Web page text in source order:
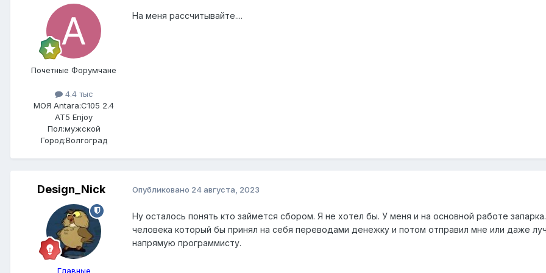
Почетные Форумчане
4.4 тыс
МОЯ Antara:C105 2.4
AT5 Enjoy
Пол:мужской
Город:Волгоград
На меня рассчитывайте....
Design_Nick
Главные
Опубликовано 24 августа, 2023
Ну осталось понять кто займется сбором. Я не хотел бы. У меня и на основной работе
человека который бы принял на себя переводами денежку и потом отправил мне или даже
напрямую программисту.